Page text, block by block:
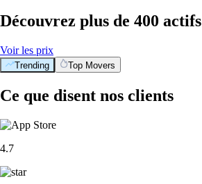
Découvrez plus de 400 actifs
Voir les prix
Trending Top Movers
Ce que disent nos clients
4.7